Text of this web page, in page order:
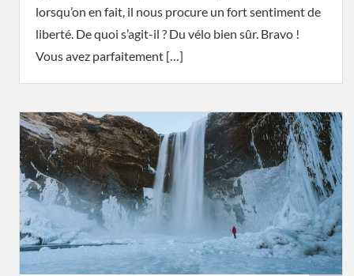
lorsqu’on en fait, il nous procure un fort sentiment de
liberté. De quoi s’agit-il ? Du vélo bien sûr. Bravo !
Vous avez parfaitement […]